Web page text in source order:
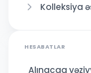
Kolleksiya
HESABATLAR
Alınacaq